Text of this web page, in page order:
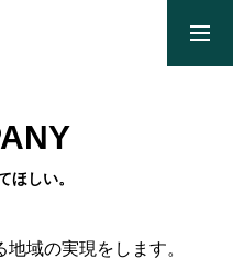
ほしい。
域の実現をします。